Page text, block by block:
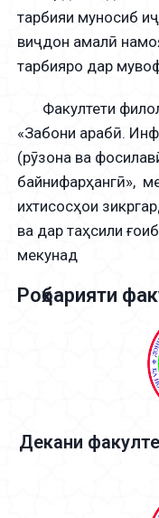
тарбияи муносиб
виҷдон амалӣ
тарбияро дар
Факултети
«Забони арабӣ.
(рӯзона ва
байнифарҳангӣ»,
ихтисосҳои
ва дар таҳсили
мекунад
Роҳбарияти
Декани